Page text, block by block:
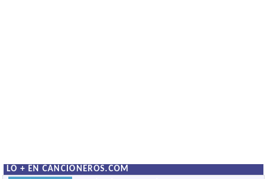
LO + EN CANCIONEROS.COM